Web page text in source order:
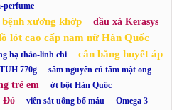
perfume
xương khớp dầu xả Kerasys
lót cao cấp nam nữ Hàn Quốc
hạ thảo-linh chi cân bằng huyết áp
770g
sâm nguyên củ tẩm mật ong
trẻ em ớt bột Hàn Quốc
Đỏ viên sắt uống bổ máu
Omega 3